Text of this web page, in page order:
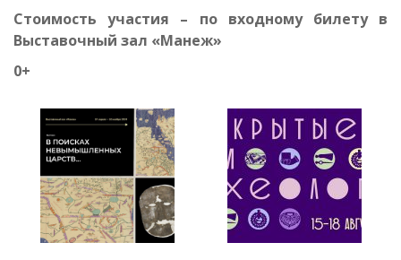
Стоимость участия
– по входному билету в
Выставочный зал «Манеж»
0+